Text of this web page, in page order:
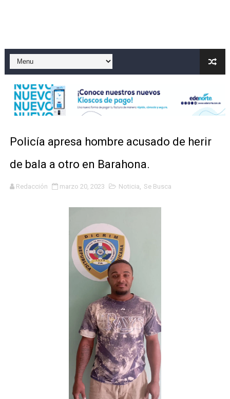
Dólar bajó 9 cts. y era vendido a $58.53; el euro sigue a
Nuevo Código Penal entra en vigor en República
NY: Ultiman a puñaladas a un dominicano en Long Island
Incendio en tren de Manhattan deja 12 heridos
Lionel Messi y su familia despiden a su padre Jorge
SNS fortalece servicios diagnósticos en centros de
Policía apresa hombre acusado de herir
de bala a otro en Barahona.
Redacción marzo 20, 2023 Noticia, Se Busca